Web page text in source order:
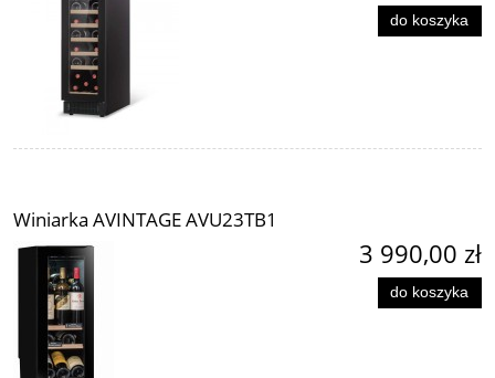
do koszyka
Winiarka AVINTAGE AVU23TB1
3 990,00 zł
do koszyka